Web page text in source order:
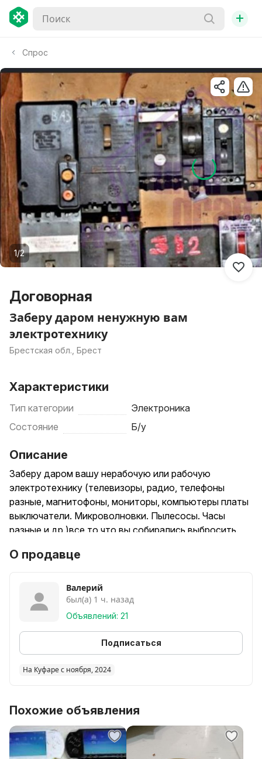
+
Спрос
1/2
Договорная
Заберу даром ненужную вам
электротехнику
Брестская обл., Брест
Характеристики
Тип категории
Электроника
Состояние
Б/у
Описание
Заберу даром вашу нерабочую или рабочую
электротехнику (телевизоры, радио, телефоны
разные, магнитофоны, мониторы, компьютеры платы
выключатели. Микроволновки. Пылесосы. Часы
разные и др.)все то что вы собирались выбросить.
О продавце
Валерий
был(а) 1 ч. назад
Объявлений: 21
Подписаться
На Куфаре с ноября, 2024
Похожие объявления